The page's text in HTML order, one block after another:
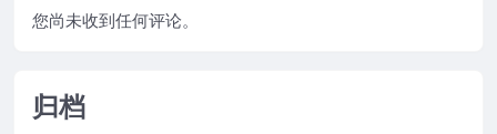
您尚未收到任何评论。
归档